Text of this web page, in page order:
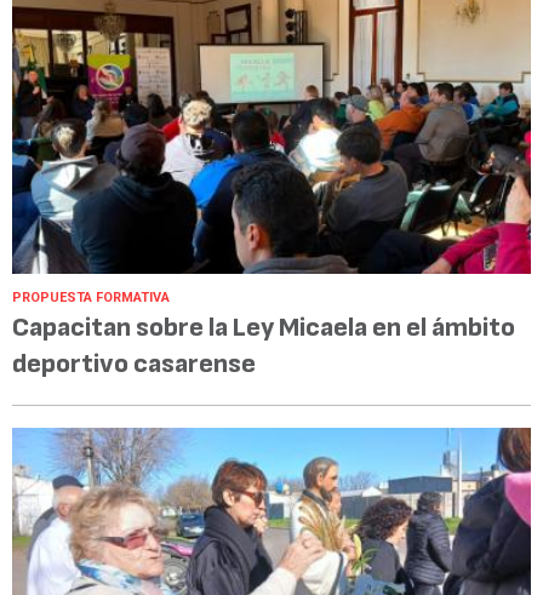
PROPUESTA FORMATIVA
Capacitan sobre la Ley Micaela en el ámbito
deportivo casarense